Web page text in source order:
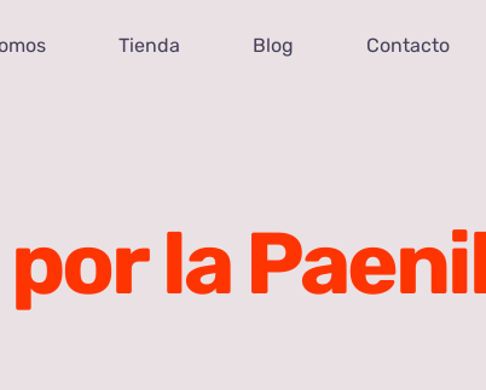
Tienda Blog Contacto
la